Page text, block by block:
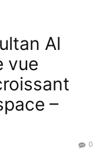
Al
vue
–
0